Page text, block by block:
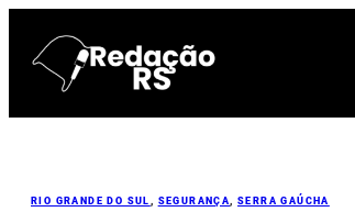
para
conteúdo
RIO GRANDE DO SUL SEGURANÇA , SERRA GAÚCHA